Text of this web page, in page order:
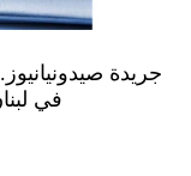
جريدة
في